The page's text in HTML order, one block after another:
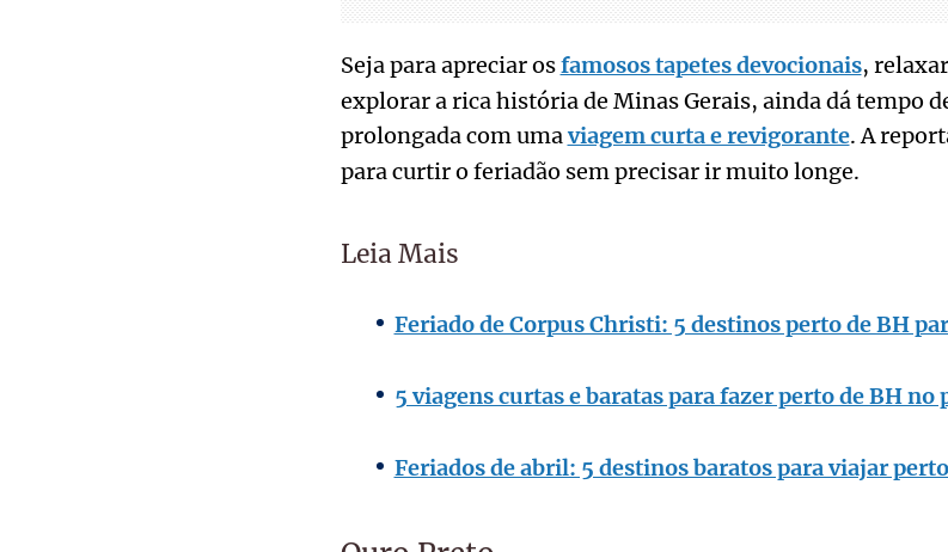
Seja para apreciar osfamosos tapetes devocionais,
explorar a rica história de Minas Gerais, ainda dá tempo
prolongada com umaviagem curta e revigorante. A
para curtir o feriadão sem precisar ir muito longe.
Leia Mais
Feriado de Corpus Christi: 5 destinos perto de BH
5 viagens curtas e baratas para fazer perto de BH
Feriados de abril: 5 destinos baratos para viajar